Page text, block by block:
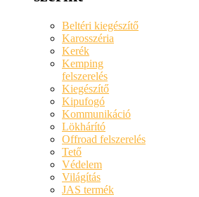
Beltéri kiegészítő
Karosszéria
Kerék
Kemping
felszerelés
Kiegészítő
Kipufogó
Kommunikáció
Lökhárító
Offroad felszerelés
Tető
Védelem
Világítás
JAS termék